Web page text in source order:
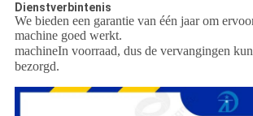
Dienstverbintenis
We bieden een garantie van één jaar om
machine goed werkt.
machineIn voorraad, dus de vervangingen
bezorgd.